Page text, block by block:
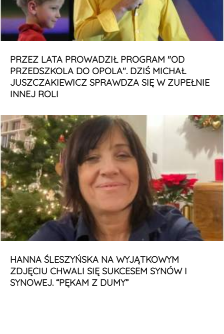
PRZEZ LATA PROWADZIŁ PROGRAM "OD
PRZEDSZKOLA DO OPOLA". DZIŚ MICHAŁ
JUSZCZAKIEWICZ SPRAWDZA SIĘ W ZUPEŁNIE
INNEJ ROLI
HANNA ŚLESZYŃSKA NA WYJĄTKOWYM
ZDJĘCIU CHWALI SIĘ SUKCESEM SYNÓW I
SYNOWEJ. “PĘKAM Z DUMY”